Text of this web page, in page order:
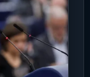
mai mic al
necesită
Friedrich
reduceri „în
atât
compromis